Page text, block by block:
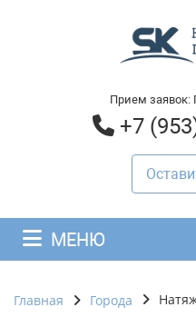
Прием заявок:
+7
МЕНЮ
Главная Города